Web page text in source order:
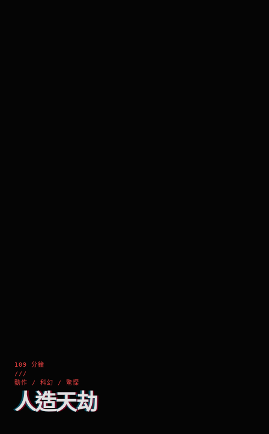
109 分鐘
///
動作 / 科幻 / 驚慄
人造天劫